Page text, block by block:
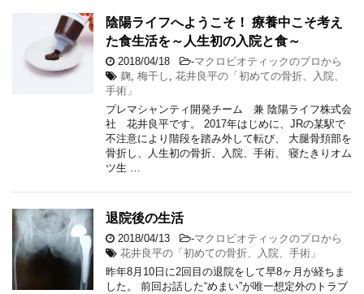
陰陽ライフへようこそ！ 療養中こそ考え
た食生活を～人生初の入院と食～
2018/04/18 -マクロビオティックのプロから
麹, 梅干し , 花井良平の「初めての骨折、入院、
手術」
プレマシャンティ開発チーム 兼 陰陽ライフ株式会
社 花井良平です。 2017年はじめに、JRの某駅で
不注意により階段を踏み外して転び、 大腿骨頚部を
骨折し、人生初の骨折、入院、手術、 寝たきりオム
ツ生 …
退院後の生活
2018/04/13 -マクロビオティックのプロから
花井良平の「初めての骨折、入院、手術」
昨年8月10日に2回目の退院をして早8ヶ月が経ちま
した。 前回お話した“めまい”が唯一想定外のトラブ